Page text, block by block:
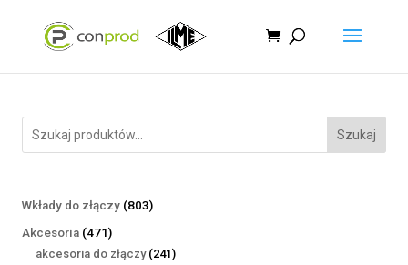
Szukaj
Wkłady do złączy 803803
Akcesoria 471471
produktów
akcesoria do złączy 241241